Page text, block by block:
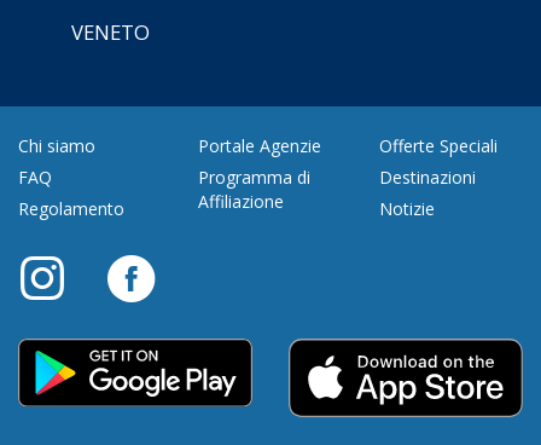
VENETO
Chi siamo
FAQ
Regolamento
Portale Agenzie
Programma di
Affiliazione
Offerte Speciali
Destinazioni
Notizie